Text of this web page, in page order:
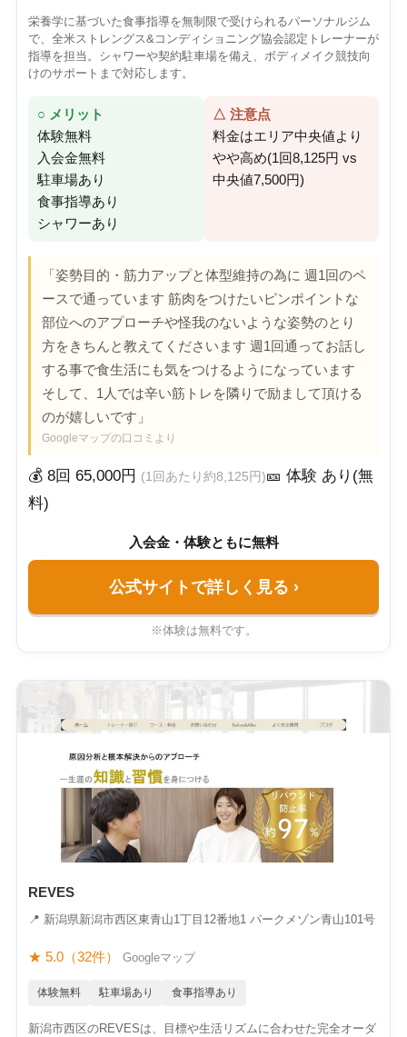
栄養学に基づいた食事指導を無制限で受けられるパーソナルジム
で、全米ストレングス&コンディショニング協会認定トレーナーが
指導を担当。シャワーや契約駐車場を備え、ボディメイク競技向
けのサポートまで対応します。
○ メリット
体験無料
入会金無料
駐車場あり
食事指導あり
シャワーあり
△ 注意点
料金はエリア中央値より
やや高め(1回8,125円 vs
中央値7,500円)
「姿勢目的・筋力アップと体型維持の為に 週1回のペ
ースで通っています 筋肉をつけたいピンポイントな
部位へのアプローチや怪我のないような姿勢のとり
方をきちんと教えてくださいます 週1回通ってお話し
する事で食生活にも気をつけるようになっています
そして、1人では辛い筋トレを隣りで励まして頂ける
のが嬉しいです」
Googleマップの口コミより
💰 8回 65,000円 (1回あたり約8,125円)🎫 体験 あり(無
料)
入会金・体験ともに無料
公式サイトで詳しく見る ›
※体験は無料です。
REVES
📍 新潟県新潟市西区東青山1丁目12番地1 ​パークメゾン青山101号
★ 5.0（32件） Googleマップ
体験無料 駐車場あり 食事指導あり
新潟市西区のREVESは、目標や生活リズムに合わせた完全オーダ